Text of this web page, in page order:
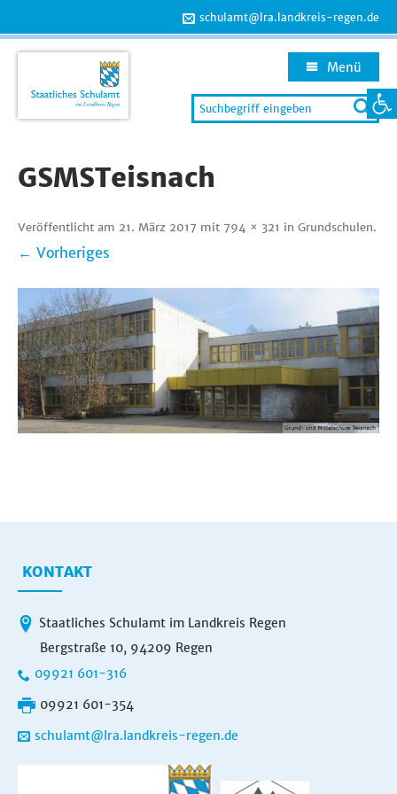
schulamt@lra.landkreis-regen.de
Search
for:
Menü
springen
GSMSTeisnach
Veröffentlicht am 21. März 2017 mit 794 × 321 in Grundschulen.
← Vorheriges
KONTAKT
Staatliches Schulamt im Landkreis Regen
Bergstraße 10, 94209 Regen
09921 601-316
09921 601-354
schulamt@lra.landkreis-regen.de